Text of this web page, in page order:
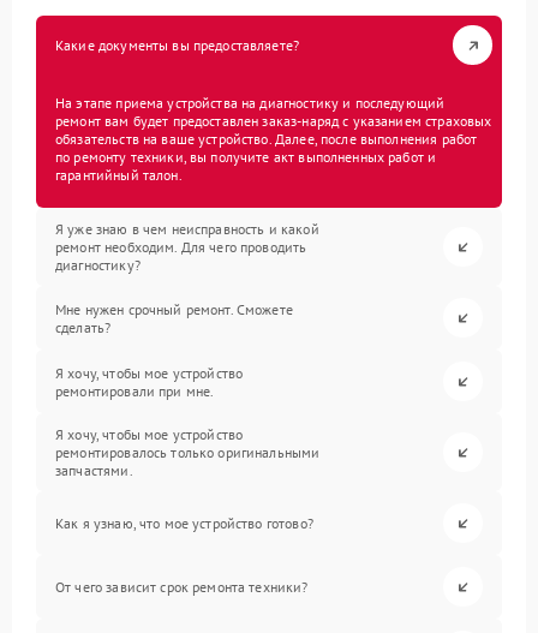
Какие документы вы предоставляете?
На этапе приема устройства на диагностику и последующий
ремонт вам будет предоставлен заказ-наряд с указанием страховых
обязательств на ваше устройство. Далее, после выполнения работ
по ремонту техники, вы получите акт выполненных работ и
гарантийный талон.
Я уже знаю в чем неисправность и какой
ремонт необходим. Для чего проводить
диагностику?
Мне нужен срочный ремонт. Сможете
сделать?
Я хочу, чтобы мое устройство
ремонтировали при мне.
Я хочу, чтобы мое устройство
ремонтировалось только оригинальными
запчастями.
Как я узнаю, что мое устройство готово?
От чего зависит срок ремонта техники?